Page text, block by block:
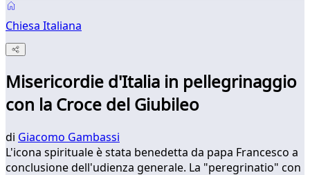
Chiesa Italiana
Misericordie d'Italia in pellegrinaggio
con la Croce del Giubileo
di Giacomo Gambassi
L'icona spirituale è stata benedetta da papa Francesco a
conclusione dell'udienza generale. La "peregrinatio" con